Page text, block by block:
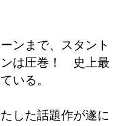
ンまで、スタント
ンは圧巻！ 史上最
いる。
した話題作が遂に